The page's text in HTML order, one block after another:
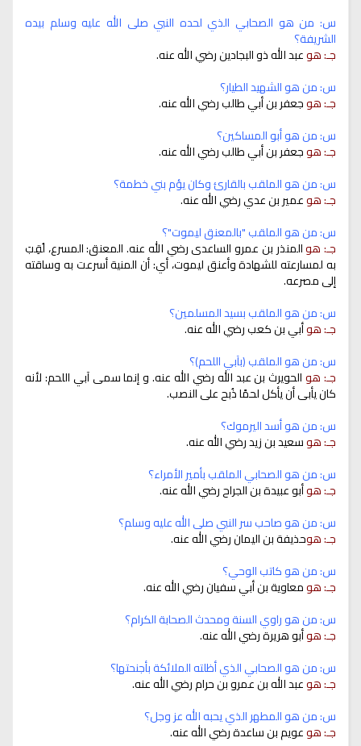
س: من هو الصحابي الذي لحده النبي صلى الله عليه وسلم بيده
الشريفة؟
جـ: هوعبد الله ذو البجادين رضي الله عنه.
س: من هو الشهيد الطيار؟
جـ: هوجعفر بن أبي طالب رضي الله عنه.
س: من هو أبو المساكين؟
جـ: هوجعفر بن أبي طالب رضي الله عنه.
س: من هو الملقب بالقارئ وكان يؤم بني خطمة؟
جـ: هوعمير بن عدي رضي الله عنه.
س: من هو الملقب "بالمعنق ليموت"؟
جـ: هوالمنذر بن عمرو الساعدى رضي الله عنه. المعنق: المسرع، لُقِبَ
به لمسارعته للشهادة وأعنق ليموت، أي: أن المنية أسرعت به وساقته
إلى مصرعه.
س: من هو الملقب بسيد المسلمين؟
جـ: هوأبي بن كعب رضي الله عنه.
س: من هو الملقب (بآبي اللحم)؟
جـ: هوالحويرث بن عبد الله رضي الله عنه. و إنما سمى آبي اللحم: لأنه
كان يأبى أن يأكل لحمًا ذُبح على النصب.
س: من هو أسد اليرموك؟
جـ: هوسعيد بن زيد رضي الله عنه.
س: من هو الصحابي الملقب بأمير الأمراء؟
جـ: هوأبو عبيدة بن الجراح رضي الله عنه.
س: من هو صاحب سر النبي صلى الله عليه وسلم؟
جـ: هوحذيفة بن اليمان رضي الله عنه.
س: من هو كاتب الوحي؟
جـ: هومعاوية بن أبي سفيان رضي الله عنه.
س: من هو راوي السنة ومحدث الصحابة الكرام؟
جـ: هوأبو هريرة رضي الله عنه.
س: من هو الصحابي الذي أظلته الملائكة بأجنحتها؟
جـ: هوعبد الله بن عمرو بن حرام رضي الله عنه.
س: من هو المطهر الذي يحبه الله عز وجل؟
جـ: هوعويم بن ساعدة رضي الله عنه.